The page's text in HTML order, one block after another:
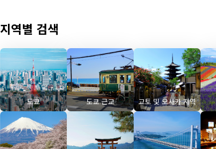
지역별 검색
도쿄 도쿄 근교 교토 및 오사카 지역